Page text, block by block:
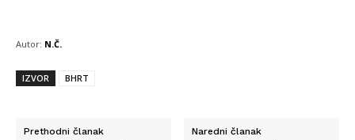
O nama
Kontakt
Autor: N.Č.
IZVOR BHRT
Prethodni članak Naredni članak